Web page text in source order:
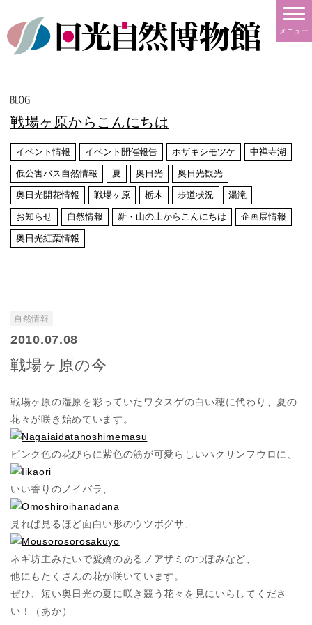
メニュー
戦場ヶ原からこんにちは
イベント情報 イベント開催報告 ホザキシモツケ 中禅寺湖
低公害バス自然情報 夏 奥日光 奥日光観光
奥日光開花情報 戦場ヶ原 栃木 歩道状況 湯滝
お知らせ 自然情報 新・山の上からこんにちは 企画展情報
奥日光紅葉情報
自然情報
2010.07.08
戦場ヶ原の今
戦場ヶ原の湿原を彩っていたワタスゲの白い穂に代わり、夏の
花々が咲き始めています。
ピンク色の花びらに紫色の筋が可愛らしいハクサンフウロに、
いい香りのノイバラ、
見れば見るほど面白い形のウツボグサ、
ネギ坊主みたいで愛嬌のあるノアザミのつぼみなど、
他にもたくさんの花が咲いています。
ぜひ、短い奥日光の夏に咲き競う花々を見にいらしてくださ
い！（あか）